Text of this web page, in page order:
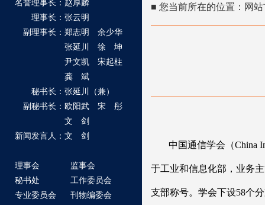
名誉理事长：赵厚麟
理事长：张云明
副理事长：郑志明 余少华
张延川 徐 坤
尹文凯 宋起柱
龚 斌
秘书长：张延川（兼）
副秘书长：欧阳武 宋 彤
文 剑
新闻发言人：文 剑
理事会
监事会
秘书处
工作委员会
专业委员会
刊物编委会
■ 您当前所在的位置： 网
中国通信学会（China
于工业和信息化部，业务
支部称号。学会下设58个